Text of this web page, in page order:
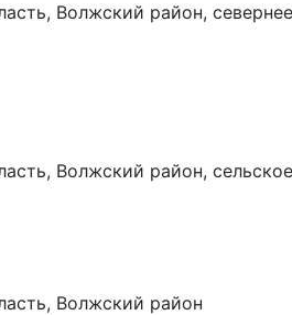
Волжский район,
Волжский район,
Волжский район